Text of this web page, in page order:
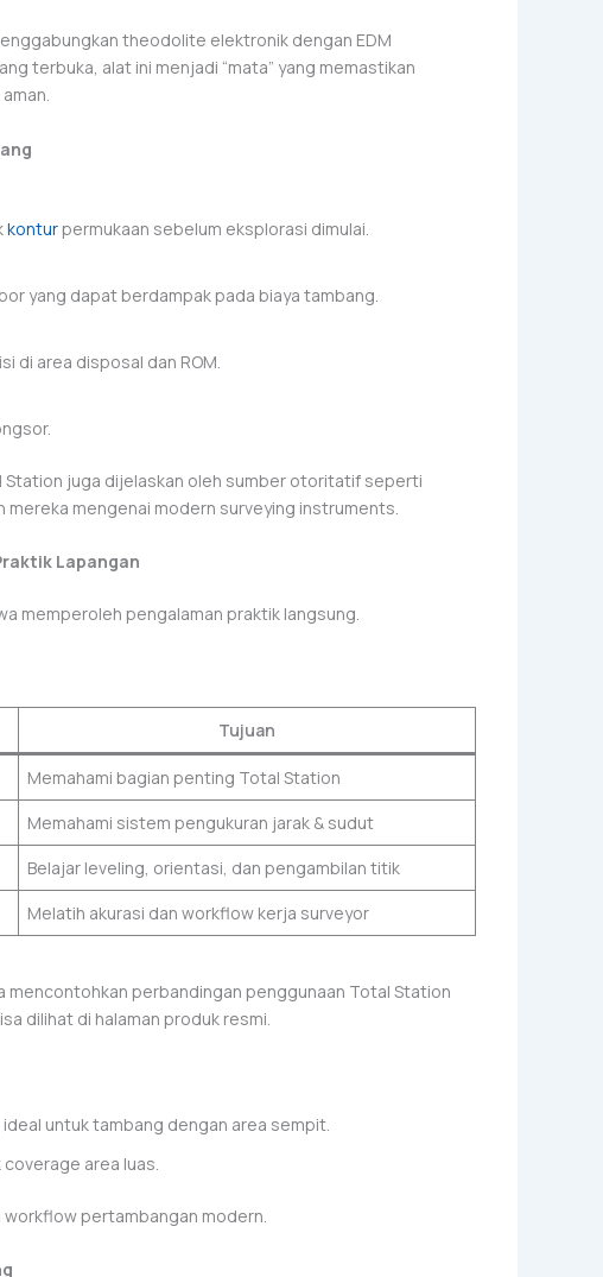
theodolite elektronik dengan EDM
terbuka, alat ini menjadi “mata” yang memastikan
konturpermukaan sebelum eksplorasi dimulai.
yang dapat berdampak pada biaya tambang.
di area disposal dan ROM.
juga dijelaskan oleh sumber otoritatif seperti
mereka mengenai modern surveying instruments.
Lapangan
memperoleh pengalaman praktik langsung.
Tujuan
Memahami bagian penting Total Station
Memahami sistem pengukuran jarak & sudut
Belajar leveling, orientasi, dan pengambilan titik
Melatih akurasi dan workflow kerja surveyor
mencontohkan perbandingan penggunaan Total Station
dilihat di halaman produk resmi.
untuk tambang dengan area sempit.
area luas.
pertambangan modern.